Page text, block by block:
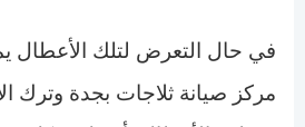
في حال التعرض لتلك الأعطال
مركز صيانة ثلاجات بجدة وترك